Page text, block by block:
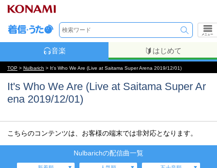
メニュー
音楽 はじめて
TOP > Nulbarich > It's Who We Are (Live at Saitama Super Arena 2019/12/01)
It's Who We Are (Live at Saitama Super Ar
ena 2019/12/01)
こちらのコンテンツは、お客様の端末では非対応となります。
Nulbarichの配信曲一覧